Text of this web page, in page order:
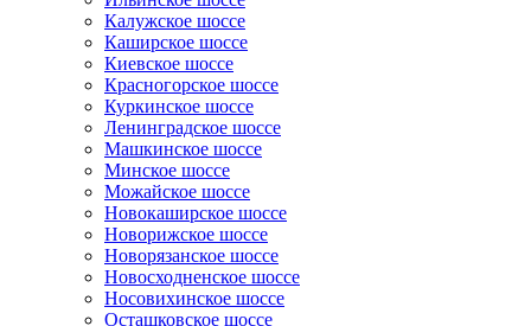
Калужское шоссе
Каширское шоссе
Киевское шоссе
Красногорское шоссе
Куркинское шоссе
Ленинградское шоссе
Машкинское шоссе
Минское шоссе
Можайское шоссе
Новокаширское шоссе
Новорижское шоссе
Новорязанское шоссе
Новосходненское шоссе
Носовихинское шоссе
Осташковское шоссе